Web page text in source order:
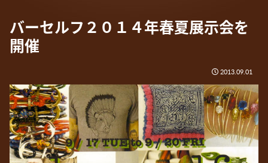
バーセルフ２０１４年春夏展示会を
開催
2013.09.01